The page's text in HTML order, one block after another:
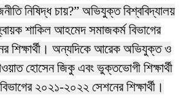
নিষিদ্ধ চায়?” অভিযুক্ত বিশ্ববিদ্যালয়
শাকিল আহমেদ সমাজকর্ম বিভাগের
শিক্ষার্থী। অন্যদিকে আরেক অভিযুক্ত ও
হোসেন জিকু এবং ভুক্তভোগী শিক্ষার্থী
২০২১-২০২২ সেশনের শিক্ষার্থী।